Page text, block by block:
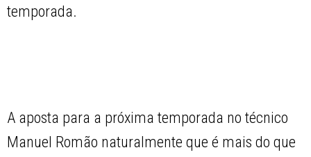
temporada.
A aposta para a próxima temporada no técnico
Manuel Romão naturalmente que é mais do que